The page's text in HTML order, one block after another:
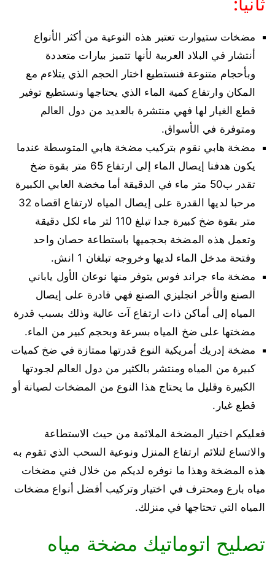
مضخات ستيوارت تعتبر هذه النوعية من أكثر الأنواع
أنتشار في البلاد العربية لأنها تتميز بيارات متعددة
وبأحجام متنوعة فنستطيع اختار الحجم الذي يتلاءم مع
المكان وارتفاع كمية الماء الذي يحتاجها ونستطيع توفير
قطع الغيار لها فهي منتشرة بالعديد من دول العالم
ومتوفرة في الأسواق.
مضخة هابي نقوم بتركيب مضخة هابي المتوسطة عندما
يكون هدفنا إيصال الماء إلى ارتفاع 65 متر بقوة ضخ
تقدر ب50 متر ماء في الدقيقة أما مخضة العابي الكبيرة
مرحبا لديها القدرة على إيصال المياه لارتفاع اقصاه 32
متر بقوة ضخ كبيرة جدا تبلغ 110 لتر ماء لكل دقيقة
وتعمل هذه المضخة بحجميها باستطاعة حصان واحد
وفتحة مدخل الماء لديها وخروجه تبلغان 1 انش.
مضخة ماء جراند فوس يتوفر منها نوعان الأول ياباني
الصنع والأخر انجليزي الصنع فهي قادرة على إيصال
المياه إلى أماكن ذات ارتفاع آت عالية وذلك بسبب قدرة
مضختها على ضخ المياه بسرعة وبحجم كبير من الماء.
مضخة إدريك أمريكية النوع قدرتها ممتازة في ضخ كميات
كبيرة من المياه ومنتشر بالكثير من دول العالم لجودتها
الكبيرة وقليل ما يحتاج هذا النوع من المضخات لصيانة أو
قطع غيار.
فعليكم اختيار المضخة الملائمة من حيث الاستطاعة
والاتساع لتلائم ارتفاع المنزل ونوعية السحب الذي تقوم به
هذه المضخة وهذا ما نوفره لديكم من خلال فني مضخات
مياه بارع ومحترف في اختيار وتركيب أفضل أنواع مضخات
المياه التي تحتاجها في منزلك.
تصليح اتوماتيك مضخة مياه